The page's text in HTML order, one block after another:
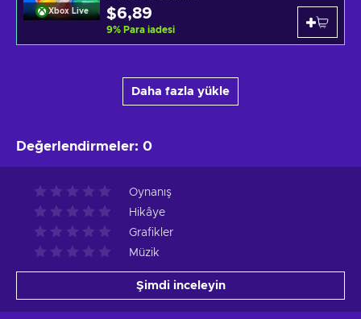
Xbox Live $6,89
9% Para iadesi
Daha fazla yükle
Değerlendirmeler: 0
Oynanış
Hikâye
Grafikler
Müzik
Şimdi inceleyin